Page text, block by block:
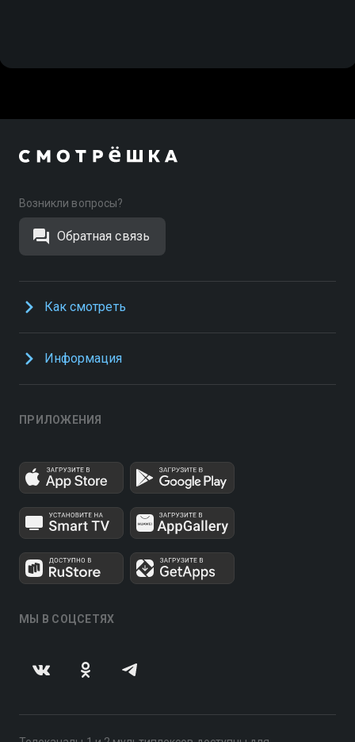
Возникли вопросы?
Обратная связь
Как смотреть
Информация
ПРИЛОЖЕНИЯ
МЫ В СОЦСЕТЯХ